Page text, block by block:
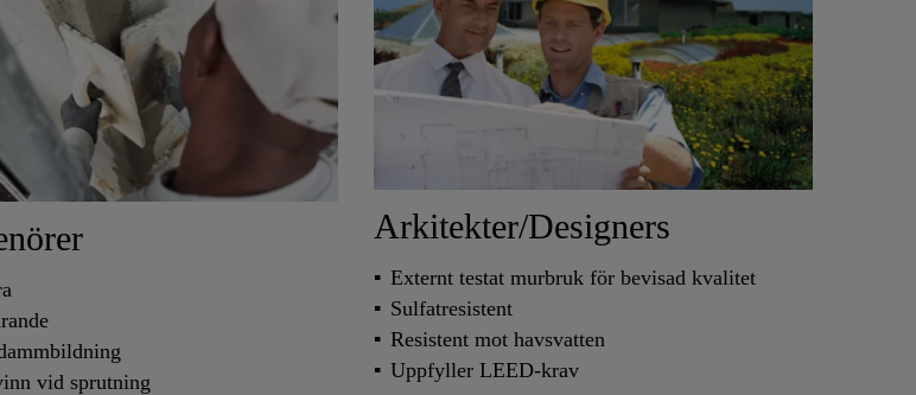
vid sprutning
Arkitekter/Designers
Externt testat murbruk för bevisad kvalitet
Sulfatresistent
Resistent mot havsvatten
Uppfyller LEED-krav